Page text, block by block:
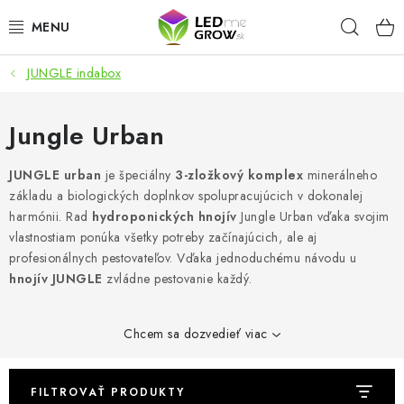
na
AKCIE
LED OSVETLENIE PRE RASTLINY
PESTOVATEĽSKÉ POTREBY
PRE AKVÁRIA
MICROGREENS
Obchodné podmienky
Predávané značky
JUNGLE indabox
Jungle Urban
JUNGLE urban je špeciálny 3-zložkový komplex minerálneho
základu a biologických doplnkov spolupracujúcich v dokonalej
harmónii. Rad hydroponických hnojív Jungle Urban vďaka svojim
vlastnostiam ponúka všetky potreby začínajúcich, ale aj
profesionálnych pestovateľov. Vďaka jednoduchému návodu u
hnojív JUNGLE zvládne pestovanie každý.
Chcem sa dozvedieť viac
FILTROVAŤ PRODUKTY